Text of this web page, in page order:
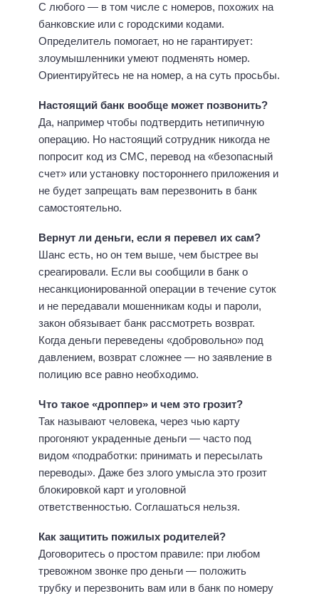
С любого — в том числе с номеров, похожих на
банковские или с городскими кодами.
Определитель помогает, но не гарантирует:
злоумышленники умеют подменять номер.
Ориентируйтесь не на номер, а на суть просьбы.
Настоящий банк вообще может позвонить?
Да, например чтобы подтвердить нетипичную
операцию. Но настоящий сотрудник никогда не
попросит код из СМС, перевод на «безопасный
счет» или установку постороннего приложения и
не будет запрещать вам перезвонить в банк
самостоятельно.
Вернут ли деньги, если я перевел их сам?
Шанс есть, но он тем выше, чем быстрее вы
среагировали. Если вы сообщили в банк о
несанкционированной операции в течение суток
и не передавали мошенникам коды и пароли,
закон обязывает банк рассмотреть возврат.
Когда деньги переведены «добровольно» под
давлением, возврат сложнее — но заявление в
полицию все равно необходимо.
Что такое «дроппер» и чем это грозит?
Так называют человека, через чью карту
прогоняют украденные деньги — часто под
видом «подработки: принимать и пересылать
переводы». Даже без злого умысла это грозит
блокировкой карт и уголовной
ответственностью. Соглашаться нельзя.
Как защитить пожилых родителей?
Договоритесь о простом правиле: при любом
тревожном звонке про деньги — положить
трубку и перезвонить вам или в банк по номеру